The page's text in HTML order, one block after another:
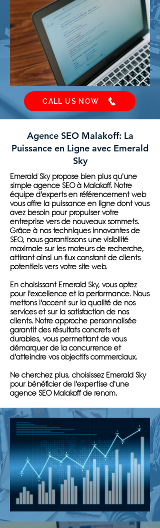
CALL US NOW
Agence SEO Malakoff: La
Puissance en Ligne avec Emerald
Sky
Emerald Sky propose bien plus qu'une
simple agence SEO à Malakoff. Notre
équipe d'experts en référencement web
vous offre la puissance en ligne dont vous
avez besoin pour propulser votre
entreprise vers de nouveaux sommets.
Grâce à nos techniques innovantes de
SEO, nous garantissons une visibilité
maximale sur les moteurs de recherche,
attirant ainsi un flux constant de clients
potentiels vers votre site web.
En choisissant Emerald Sky, vous optez
pour l'excellence et la performance. Nous
mettons l'accent sur la qualité de nos
services et sur la satisfaction de nos
clients. Notre approche personnalisée
garantit des résultats concrets et
durables, vous permettant de vous
démarquer de la concurrence et
d'atteindre vos objectifs commerciaux.
Ne cherchez plus, choisissez Emerald Sky
pour bénéficier de l'expertise d'une
agence SEO Malakoff de renom.